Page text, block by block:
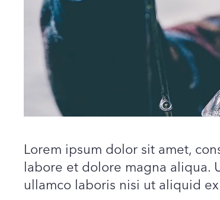
Lorem ipsum dolor sit amet,
labore et dolore magna aliqua.
ullamco laboris nisi ut aliquid